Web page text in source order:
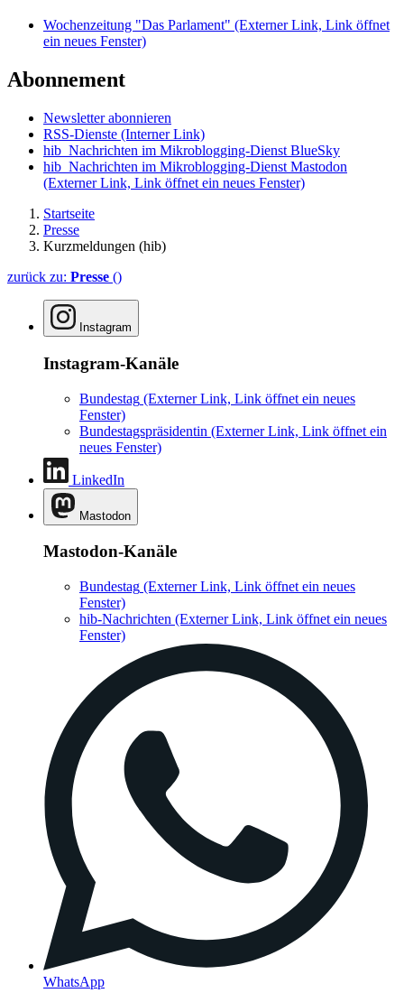
Wochenzeitung "Das Parlament" (Externer Link, Link öffnet
ein neues Fenster)
Abonnement
Newsletter abonnieren
RSS-Dienste (Interner Link)
hib_Nachrichten im Mikroblogging-Dienst BlueSky
hib_Nachrichten im Mikroblogging-Dienst Mastodon
(Externer Link, Link öffnet ein neues Fenster)
Startseite
Presse
Kurzmeldungen (hib)
zurück zu: Presse ()
Instagram
Instagram-Kanäle
Bundestag (Externer Link, Link öffnet ein neues
Fenster)
Bundestagspräsidentin (Externer Link, Link öffnet ein
neues Fenster)
LinkedIn
Mastodon
Mastodon-Kanäle
Bundestag (Externer Link, Link öffnet ein neues
Fenster)
hib-Nachrichten (Externer Link, Link öffnet ein neues
Fenster)
WhatsApp